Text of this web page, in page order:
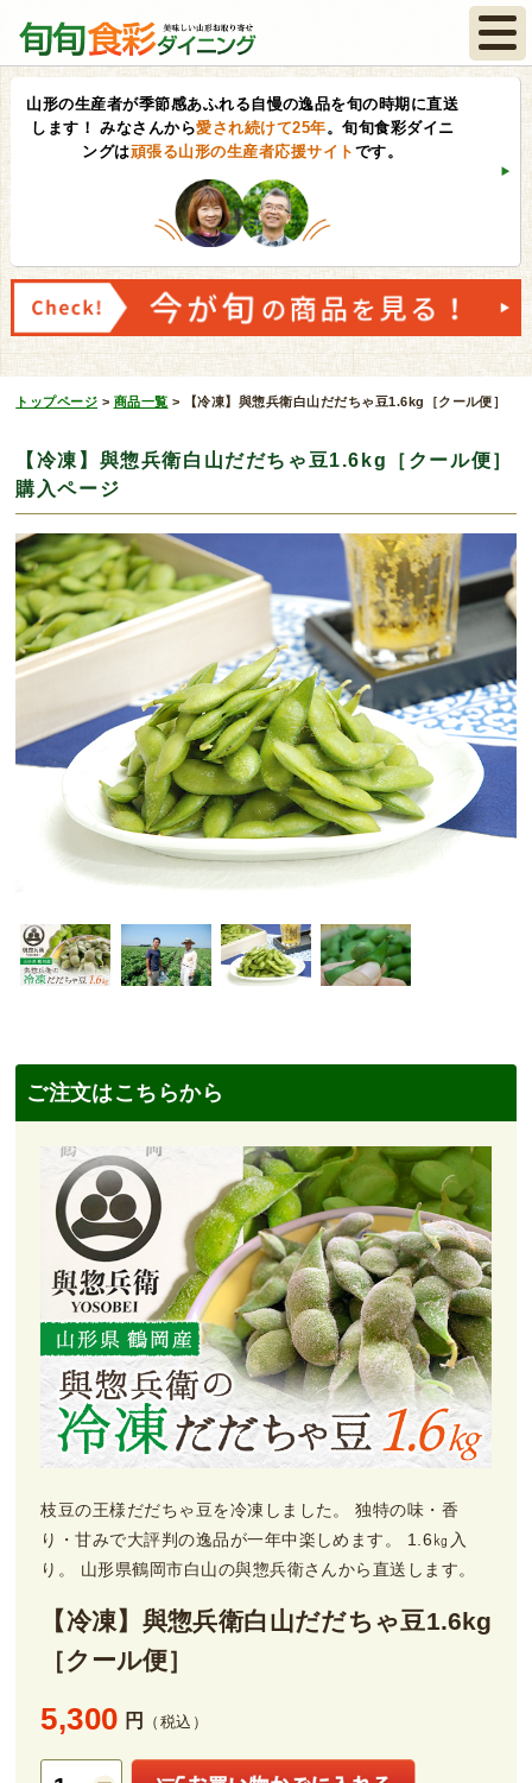
山形の生産者が季節感あふれる自慢の逸品を旬の時期に直送
します！ みなさんから愛され続けて25年。旬旬食彩ダイニ
ングは頑張る山形の生産者応援サイト です。
トップページ > 商品一覧 > 【冷凍】與惣兵衛白山だだちゃ豆1.6kg［クール便］
【冷凍】與惣兵衛白山だだちゃ豆1.6kg［クール便］
購入ページ
ご注文はこちらから
枝豆の王様だだちゃ豆を冷凍しました。 独特の味・香
り・甘みで大評判の逸品が一年中楽しめます。 1.6㎏入
り。 山形県鶴岡市白山の與惣兵衛さんから直送します。
【冷凍】與惣兵衛白山だだちゃ豆1.6kg
［クール便］
5,300 円 （税込）